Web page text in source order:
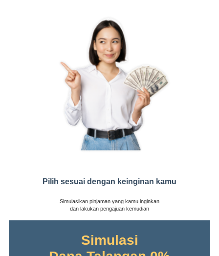
Pilih sesuai dengan keinginan kamu
Simulasikan pinjaman yang kamu inginkan
dan lakukan pengajuan kemudian
Simulasi